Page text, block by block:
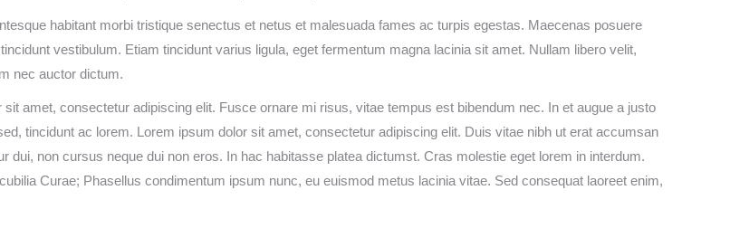
habitant morbi tristique senectus et netus et malesuada fames ac turpis egestas. Maecenas posuere
vestibulum. Etiam tincidunt varius ligula, eget fermentum magna lacinia sit amet. Nullam libero velit,
nec auctor dictum.
amet, consectetur adipiscing elit. Fusce ornare mi risus, vitae tempus est bibendum nec. In et augue a justo
tincidunt ac lorem. Lorem ipsum dolor sit amet, consectetur adipiscing elit. Duis vitae nibh ut erat accumsan
non cursus neque dui non eros. In hac habitasse platea dictumst. Cras molestie eget lorem in interdum.
Curae; Phasellus condimentum ipsum nunc, eu euismod metus lacinia vitae. Sed consequat laoreet enim,